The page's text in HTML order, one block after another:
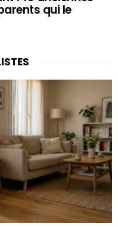
qui le